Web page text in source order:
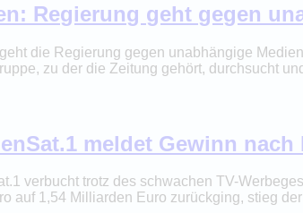
Regierung geht gegen
die Regierung gegen unabhängige
zu der die Zeitung gehört, durchsucht
meldet Gewinn
verbucht trotz des schwachen TV-
auf 1,54 Milliarden Euro zurückging, stieg